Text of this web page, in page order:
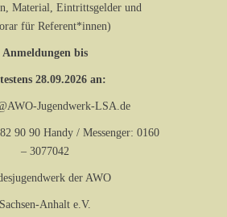
Material, Eintrittsgelder und
für Referent*innen)
Anmeldungen bis
28.09.2026 an:
Jugendwerk-LSA.de
90 90 Handy / Messenger: 0160
– 3077042
der AWO
Sachsen-Anhalt e.V.